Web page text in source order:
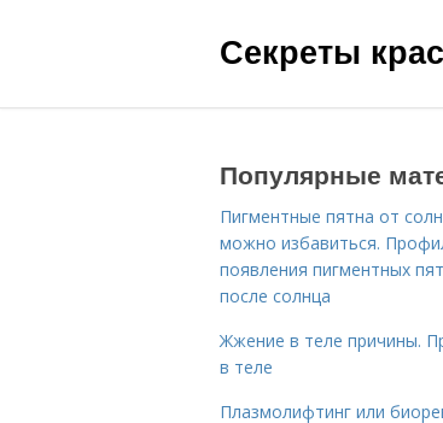
Секреты
Популярные
Пигментные пятна от
можно избавиться.
появления пигментных
после солнца
Жжение в теле причины.
в теле
Плазмолифтинг или